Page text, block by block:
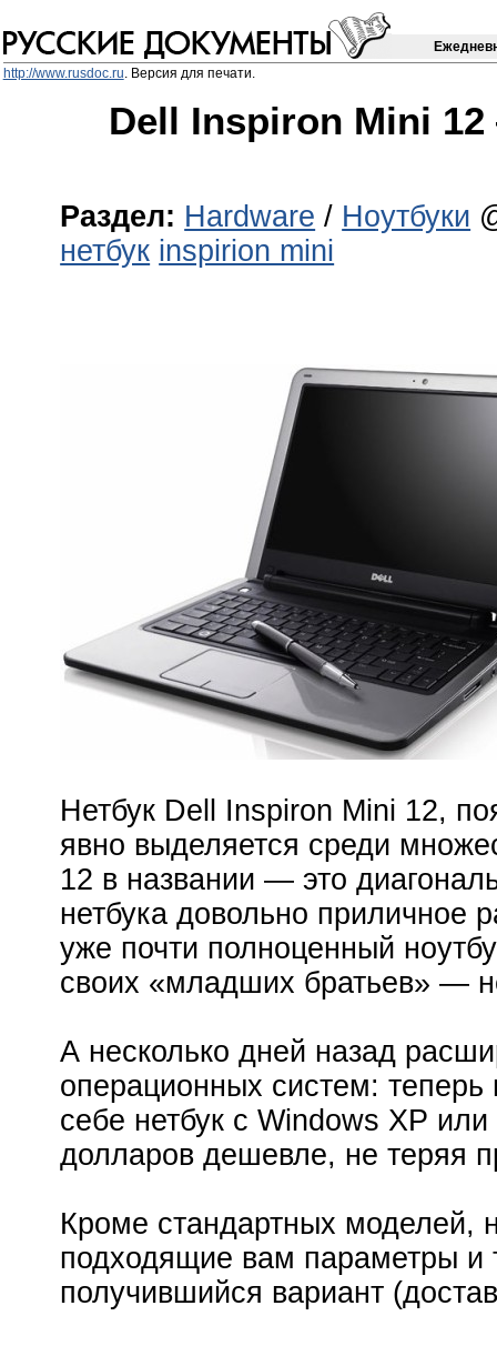
http://www.rusdoc.ru. Версия для печати.
Dell Inspiron Mini
Раздел: Hardware / Ноутбуки
нетбук inspirion mini
Нетбук Dell Inspiron Mini 12,
явно выделяется среди
12 в названии — это
нетбука довольно приличное
уже почти полноценный
своих «младших братьев» —
А несколько дней назад
операционных систем:
себе нетбук с Windows XP
долларов дешевле, не теряя
Кроме стандартных моделей,
подходящие вам параметры и
получившийся вариант